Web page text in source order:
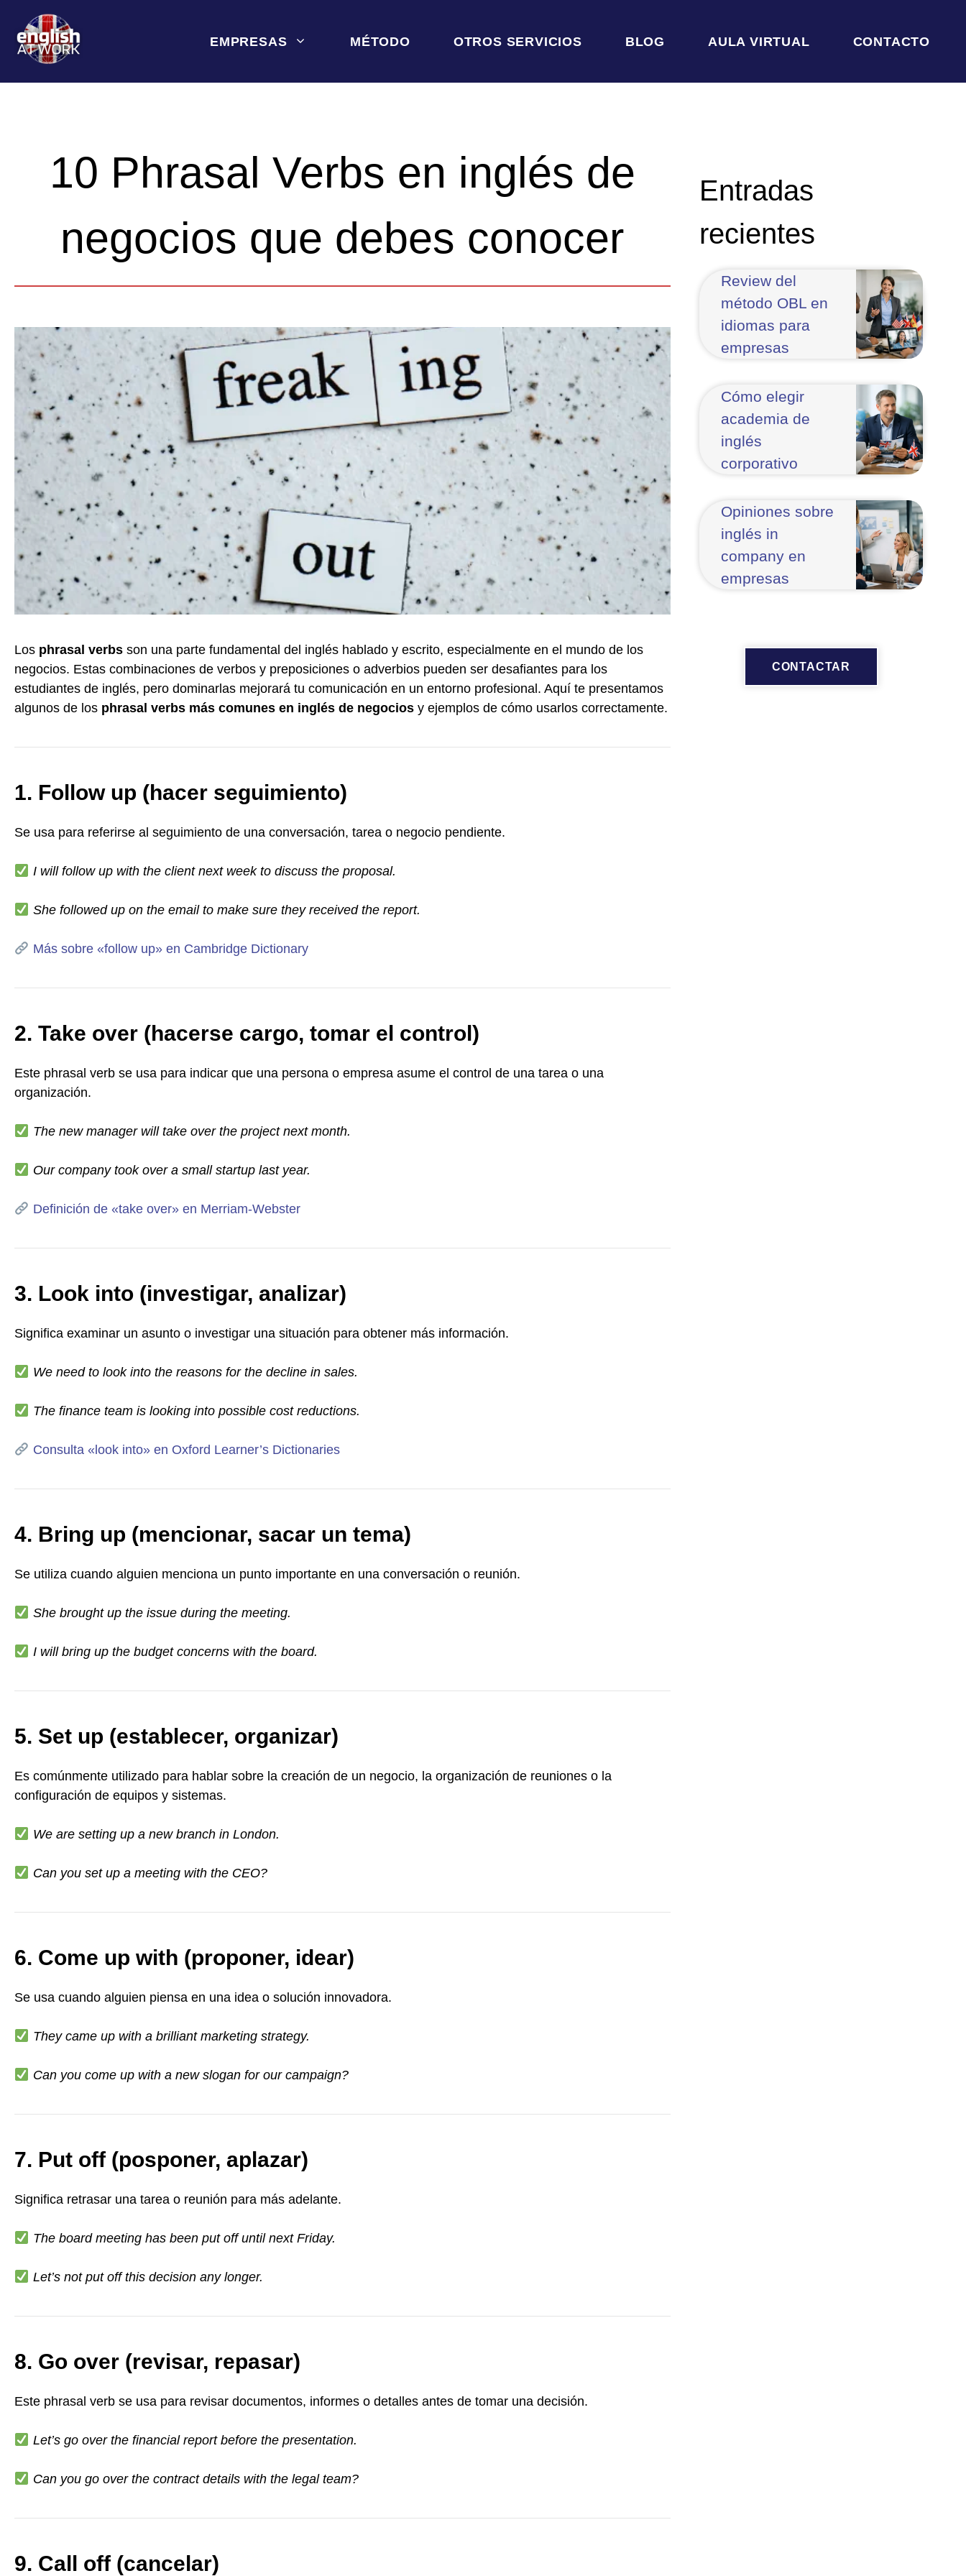
contenido
EMPRESAS MÉTODO OTROS SERVICIOS BLOG AULA VIRTUAL CONTACTO
10 Phrasal Verbs en inglés de
negocios que debes conocer
Los phrasal verbs son una parte fundamental del inglés hablado y escrito, especialmente en el mundo de los
negocios. Estas combinaciones de verbos y preposiciones o adverbios pueden ser desafiantes para los
estudiantes de inglés, pero dominarlas mejorará tu comunicación en un entorno profesional. Aquí te presentamos
algunos de los phrasal verbs más comunes en inglés de negocios y ejemplos de cómo usarlos correctamente.
1. Follow up (hacer seguimiento)
Se usa para referirse al seguimiento de una conversación, tarea o negocio pendiente.
I will follow up with the client next week to discuss the proposal.
She followed up on the email to make sure they received the report.
Más sobre «follow up» en Cambridge Dictionary
2. Take over (hacerse cargo, tomar el control)
Este phrasal verb se usa para indicar que una persona o empresa asume el control de una tarea o una
organización.
The new manager will take over the project next month.
Our company took over a small startup last year.
Definición de «take over» en Merriam-Webster
3. Look into (investigar, analizar)
Significa examinar un asunto o investigar una situación para obtener más información.
We need to look into the reasons for the decline in sales.
The finance team is looking into possible cost reductions.
Consulta «look into» en Oxford Learner’s Dictionaries
4. Bring up (mencionar, sacar un tema)
Se utiliza cuando alguien menciona un punto importante en una conversación o reunión.
She brought up the issue during the meeting.
I will bring up the budget concerns with the board.
5. Set up (establecer, organizar)
Es comúnmente utilizado para hablar sobre la creación de un negocio, la organización de reuniones o la
configuración de equipos y sistemas.
We are setting up a new branch in London.
Can you set up a meeting with the CEO?
6. Come up with (proponer, idear)
Se usa cuando alguien piensa en una idea o solución innovadora.
They came up with a brilliant marketing strategy.
Can you come up with a new slogan for our campaign?
7. Put off (posponer, aplazar)
Significa retrasar una tarea o reunión para más adelante.
The board meeting has been put off until next Friday.
Let’s not put off this decision any longer.
8. Go over (revisar, repasar)
Este phrasal verb se usa para revisar documentos, informes o detalles antes de tomar una decisión.
Let’s go over the financial report before the presentation.
Can you go over the contract details with the legal team?
9. Call off (cancelar)
Entradas
recientes
Review del
método OBL en
idiomas para
empresas
Cómo elegir
academia de
inglés
corporativo
Opiniones sobre
inglés in
company en
empresas
CONTACTAR